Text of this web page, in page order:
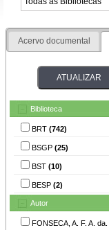
Acervo documental
Biblioteca
BRT (742)
BSGP (25)
BST (10)
BESP (2)
Autor
FONSECA, A. F. A. da.